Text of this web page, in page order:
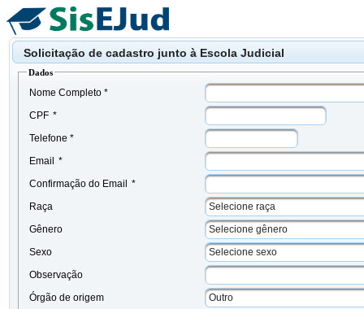
Solicitação de cadastro junto à Escola Judicial
Dados
Nome Completo *
CPF *
Telefone *
Email
*
Confirmação do Email
*
Raça
Selecione raça
Gênero
Selecione gênero
Sexo
Selecione sexo
Observação
Órgão de origem
Outro